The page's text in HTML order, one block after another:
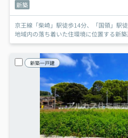
新築
京王線「柴崎」駅徒歩14分、「国領」駅
地域内の落ち着いた住環境に位置する新
新築一戸建